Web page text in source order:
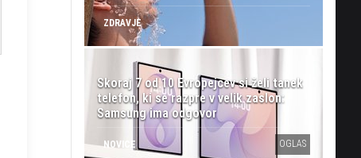
ZDRAVJE
Skoraj 7 od 10 Evropejcev si želi tanek
telefon, ki se razpre v velik zaslon:
Samsung ima odgovor
NOVICE OGLAS